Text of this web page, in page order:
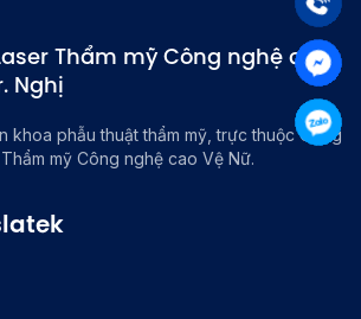
Thẩm mỹ Công nghệ cao
Nghị
khoa phẫu thuật thẩm mỹ, trực thuộc Công
mỹ Công nghệ cao Vệ Nữ.